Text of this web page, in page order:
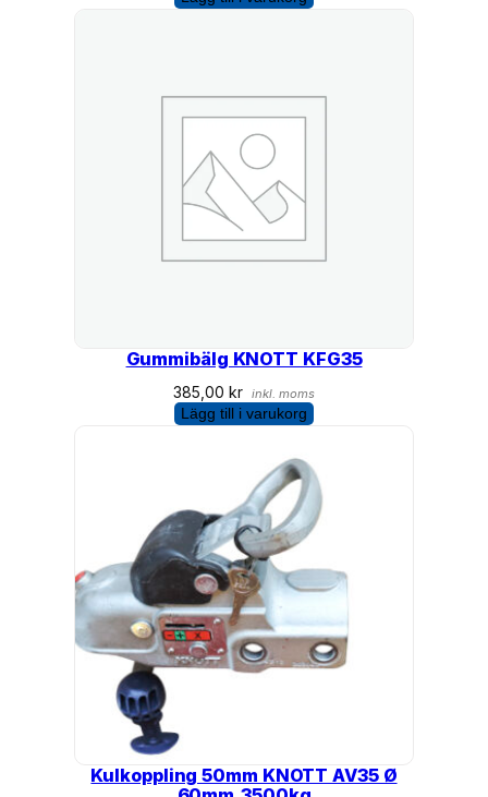
Gummibälg KNOTT KFG35
385,00 kr inkl. moms
Lägg till i varukorg
Kulkoppling 50mm KNOTT AV35 Ø